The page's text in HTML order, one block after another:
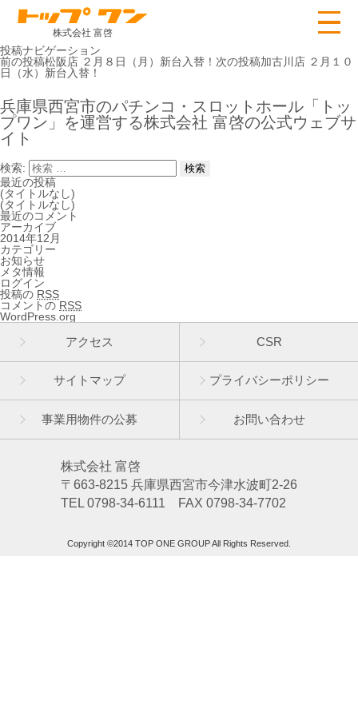
株式会社 富啓
投稿ナビゲーション
前の投稿松阪店 ２月８日（月）新台入替！ 次の投稿加古川店 ２月１０
日（水）新台入替！
兵庫県西宮市のパチンコ・スロットホール「トッ
プワン」を運営する株式会社 富啓の公式ウェブサ
イト
検索:
最近の投稿
(タイトルなし)
(タイトルなし)
最近のコメント
アーカイブ
2014年12月
カテゴリー
お知らせ
メタ情報
ログイン
投稿の RSS
コメントの RSS
WordPress.org
アクセス
CSR
サイトマップ プライバシーポリシー
株式会社 富啓
〒663-8215 兵庫県西宮市今津水波町2-26
TEL 0798-34-6111 FAX 0798-34-7702
事業用物件の公募 お問い合わせ
Copyright ©2014 TOP ONE GROUP All Rights Reserved.